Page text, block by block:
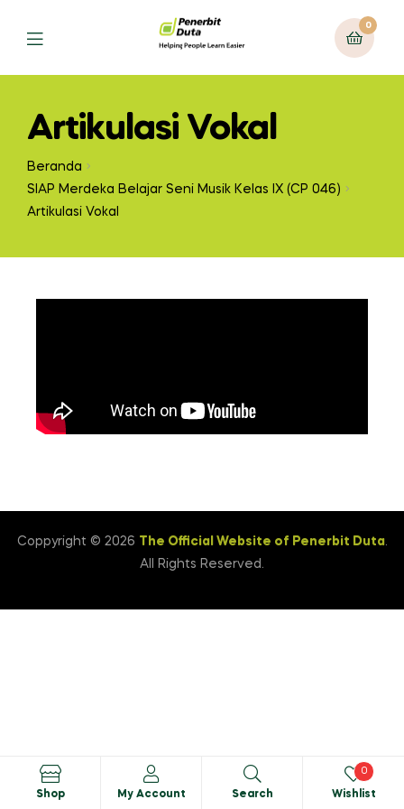
0
Artikulasi Vokal
Beranda
SIAP Merdeka Belajar Seni Musik Kelas IX (CP 046)
Artikulasi Vokal
Coppyright © 2026 The Official Website of Penerbit Duta.
All Rights Reserved.
Shop My Account Search Wishlist
0